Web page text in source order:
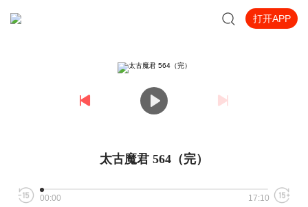
打开APP
太古魔君 564（完）
00:00 17:10